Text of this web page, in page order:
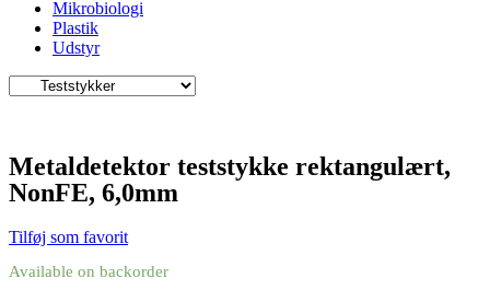
Mikrobiologi
Plastik
Udstyr
Metaldetektor teststykke rektangulært,
NonFE, 6,0mm
Tilføj som favorit
Available on backorder